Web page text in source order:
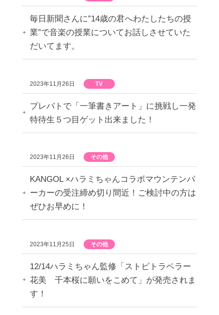
毎日新聞さんに”14歳の君へわたしたちの授
業”で音楽の授業についてお話しさせていた
だいてます。
2023年11月26日 TV
プレバトで「一筆書きアート」に挑戦し一発
特待生５つ目ゲット出来ました！
2023年11月26日 その他
KANGOL ×ハラミちゃんコラボマウンテンパ
ーカーの受注締め切り間近！ご検討中の方は
ぜひお早めに！
2023年11月25日 その他
12/14ハラミちゃん監修「ストピトラベラー
花美 千本桜に願いをこめて」が発売されま
す！